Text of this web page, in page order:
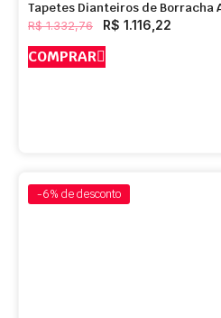
Tapetes Dianteiros de Borracha
R$1.332,76 R$ 1.116,22
COMPRAR
-6% de desconto